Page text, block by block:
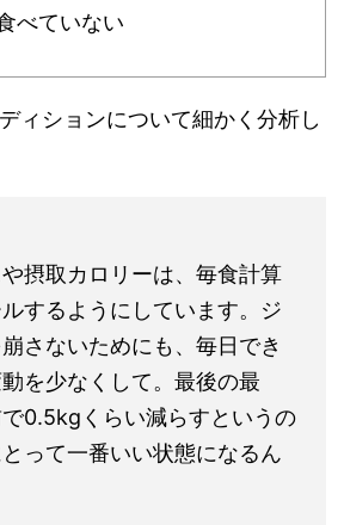
べていない
ィションについて細かく分析し
や摂取カロリーは、毎食計算
するようにしています。ジ
さないためにも、毎日でき
を少なくして。最後の最
0.5kgくらい減らすというの
って一番いい状態になるん